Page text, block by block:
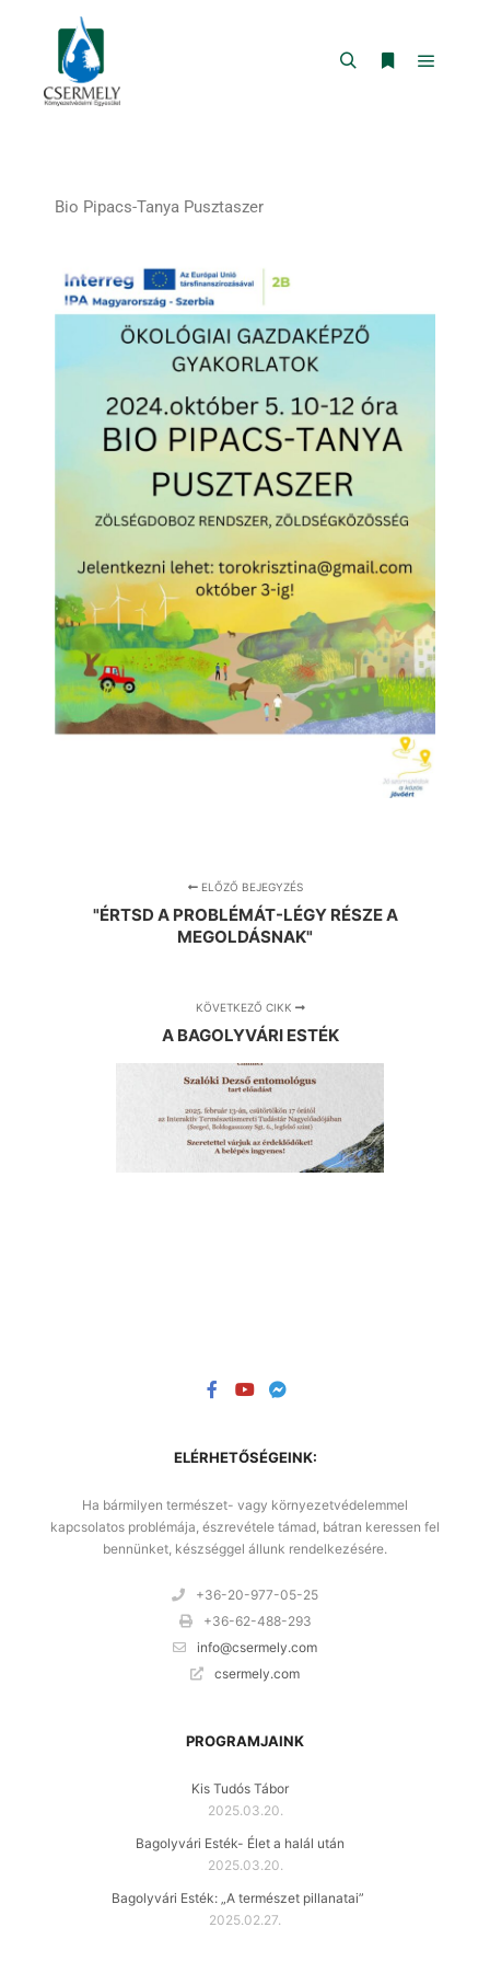
Bio Pipacs-Tanya Pusztaszer
ELŐZŐ BEJEGYZÉS
"ÉRTSD A PROBLÉMÁT-LÉGY RÉSZE A
MEGOLDÁSNAK"
KÖVETKEZŐ CIKK
A BAGOLYVÁRI ESTÉK
ELÉRHETŐSÉGEINK:
Ha bármilyen természet- vagy környezetvédelemmel
kapcsolatos problémája, észrevétele támad, bátran keressen fel
bennünket, készséggel állunk rendelkezésére.
+36-20-977-05-25
+36-62-488-293
info@csermely.com
csermely.com
PROGRAMJAINK
Kis Tudós Tábor
2025.03.20.
Bagolyvári Esték- Élet a halál után
2025.03.20.
Bagolyvári Esték: „A természet pillanatai”
2025.02.27.